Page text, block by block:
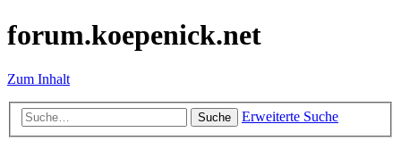
forum.koepenick.net
Zum Inhalt
Suche Erweiterte Suche